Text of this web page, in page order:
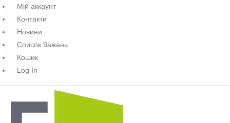
Мій аккаунт
Контакти
Новини
Список бажань
Кошик
Log In